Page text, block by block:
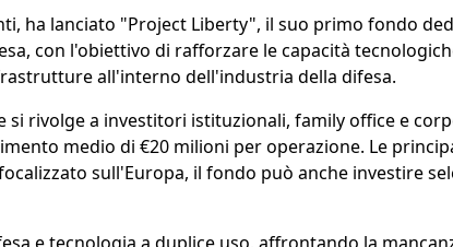
ha lanciato "Project Liberty", il suo primo fondo
con l'obiettivo di rafforzare le capacità
all'interno dell'industria della difesa.
rivolge a investitori istituzionali, family office e
medio di €20 milioni per operazione. Le
sull'Europa, il fondo può anche investire